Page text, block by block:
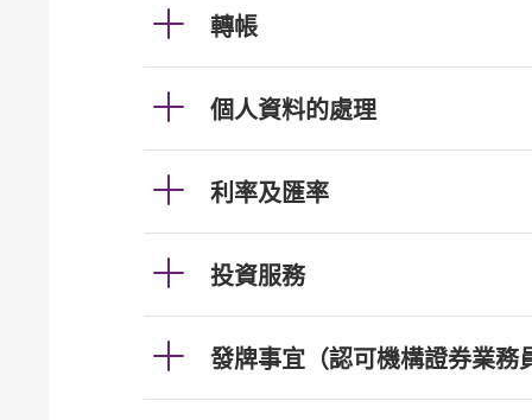
轉帳
個人資料的處理
利率及匯率
投資服務
發牌事宜（認可機構證券業務